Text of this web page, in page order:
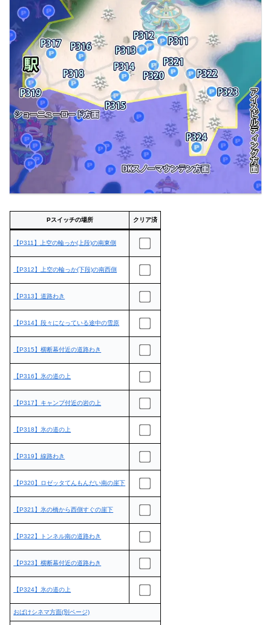
Pスイッチの場所 クリア済
【P311】上空の輪っか(上段)の南東側
【P312】上空の輪っか(下段)の南西側
【P313】道路わき
【P314】段々になっている途中の雪原
【P315】横断幕付近の道路わき
【P316】氷の道の上
【P317】キャンプ付近の岩の上
【P318】氷の道の上
【P319】線路わき
【P320】ロゼッタてんもんだい南の崖下
【P321】氷の橋から西側すぐの崖下
【P322】トンネル南の道路わき
【P323】横断幕付近の道路わき
【P324】氷の道の上
おばけシネマ方面(別ページ)